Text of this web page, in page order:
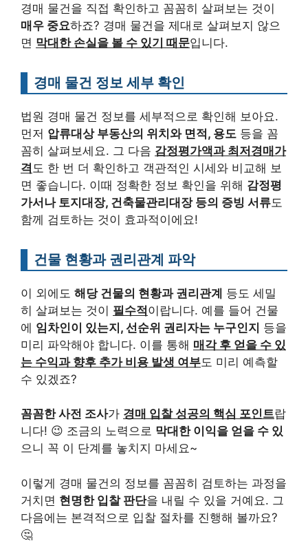
경매 물건을 직접 확인하고 꼼꼼히 살펴보는 것이
매우 중요하죠? 경매 물건을 제대로 살펴보지 않으
면 막대한 손실을 볼 수 있기 때문입니다.
경매 물건 정보 세부 확인
법원 경매 물건 정보를 세부적으로 확인해 보아요.
먼저 압류대상 부동산의 위치와 면적, 용도 등을 꼼
꼼히 살펴보세요. 그 다음 감정평가액과 최저경매가
격 도 한 번 더 확인하고 객관적인 시세와 비교해 보
면 좋습니다. 이때 정확한 정보 확인을 위해 감정평
가서나 토지대장, 건축물관리대장 등의 증빙 서류도
함께 검토하는 것이 효과적이에요!
건물 현황과 권리관계 파악
이 외에도 해당 건물의 현황과 권리관계 등도 세밀
히 살펴보는 것이 필수적이랍니다. 예를 들어 건물
에 임차인이 있는지, 선순위 권리자는 누구인지 등을
미리 파악해야 합니다. 이를 통해 매각 후 얻을 수 있
는 수익과 향후 추가 비용 발생 여부도 미리 예측할
수 있겠죠?
꼼꼼한 사전 조사가 경매 입찰 성공의 핵심 포인트랍
니다! 😉 조금의 노력으로 막대한 이익을 얻을 수 있
으니 꼭 이 단계를 놓치지 마세요~
이렇게 경매 물건의 정보를 꼼꼼히 검토하는 과정을
거치면 현명한 입찰 판단을 내릴 수 있을 거예요. 그
다음에는 본격적으로 입찰 절차를 진행해 볼까요?
🤔